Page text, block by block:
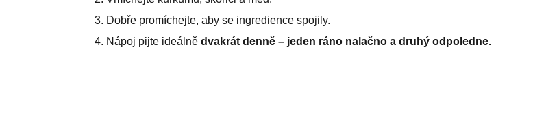
Dobře promíchejte, aby se ingredience spojily.
Nápoj pijte ideálně dvakrát denně – jeden ráno nalačno a druhý odpoledne.